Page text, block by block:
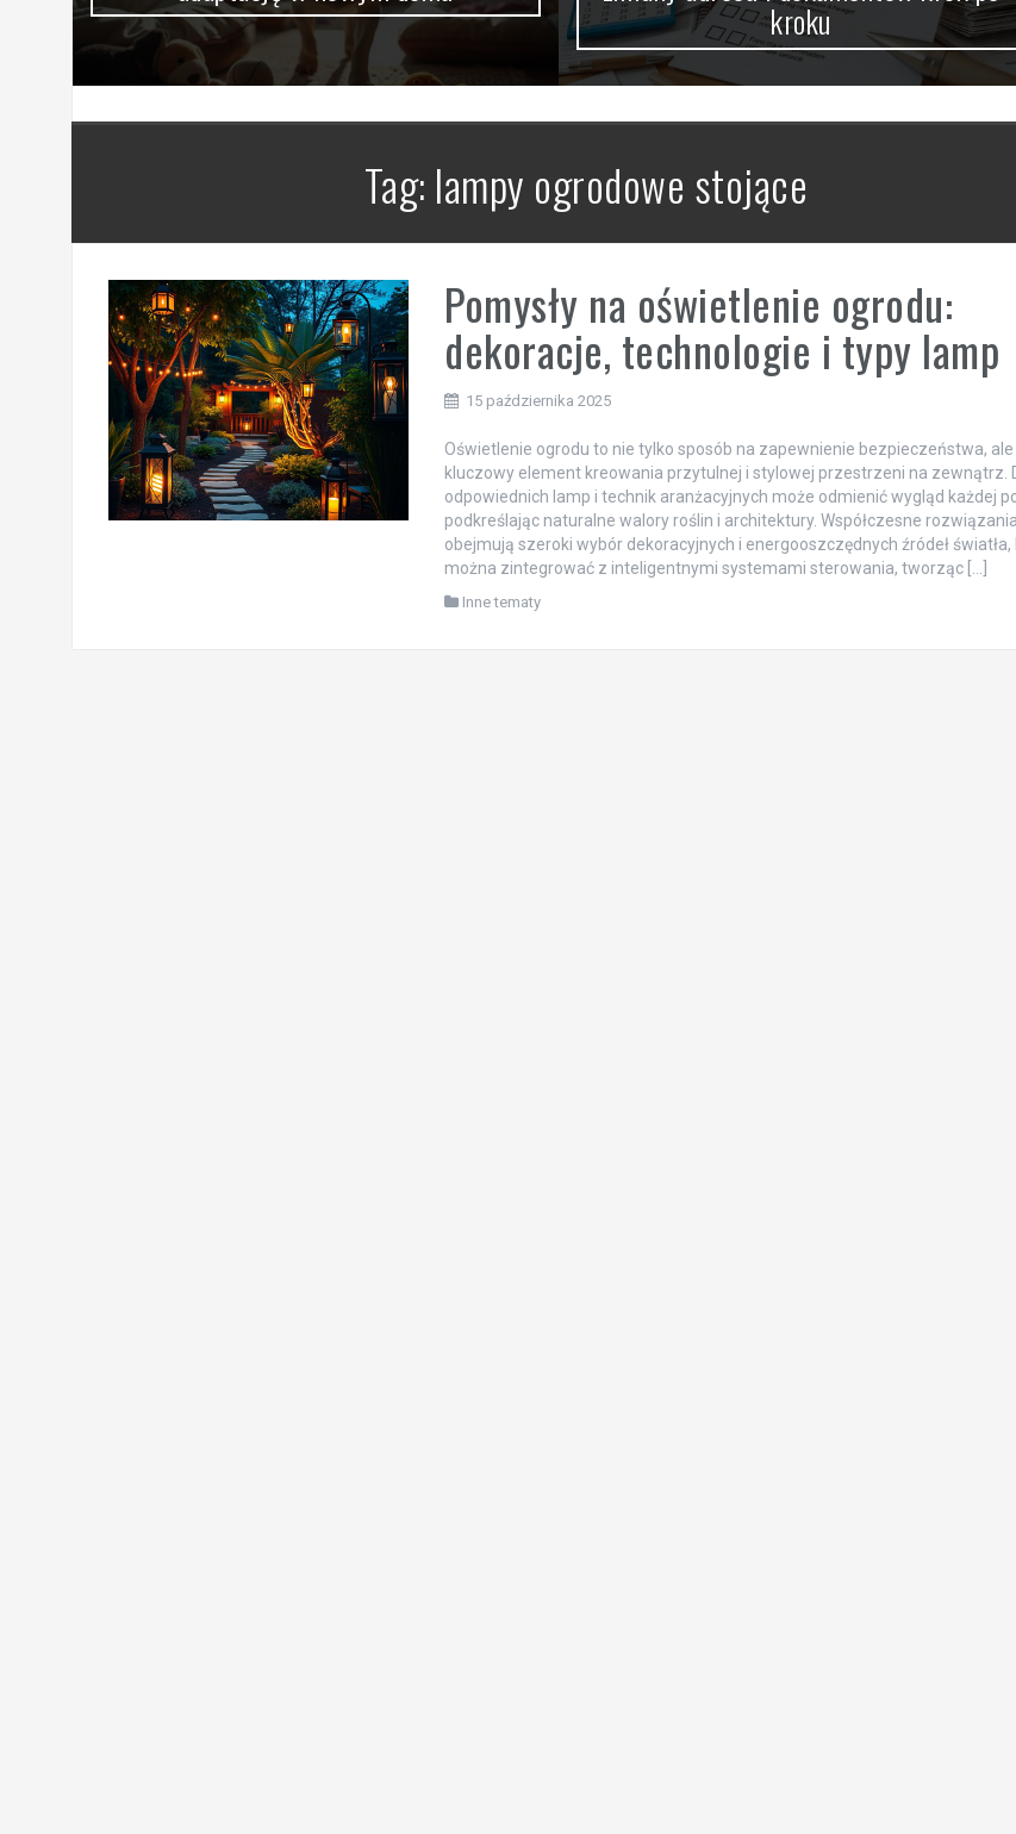
kroku
Tag: lampy ogrodowe stojące
Pomysły na oświetlenie ogrodu:
dekoracje, technologie i typy lamp
15 października 2025
Oświetlenie ogrodu to nie tylko sposób na zapewnienie bezpieczeństwa,
kluczowy element kreowania przytulnej i stylowej przestrzeni na zewnątrz.
odpowiednich lamp i technik aranżacyjnych może odmienić wygląd każdej
podkreślając naturalne walory roślin i architektury. Współczesne rozwiązania
obejmują szeroki wybór dekoracyjnych i energooszczędnych źródeł światła,
można zintegrować z inteligentnymi systemami sterowania, tworząc […]
Inne tematy